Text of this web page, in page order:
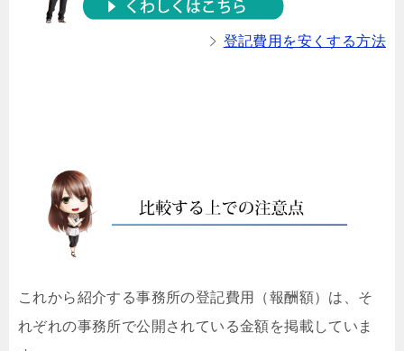
登記費用を安くする方法
これから紹介する事務所の登記費用（報酬額）は、そ
れぞれの事務所で公開されている金額を掲載していま